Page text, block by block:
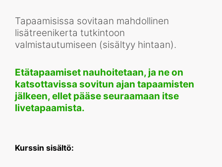
Tapaamisissa sovitaan mahdollinen
lisätreenikerta tutkintoon
valmistautumiseen (sisältyy hintaan).
Etätapaamiset nauhoitetaan, ja ne on
katsottavissa sovitun ajan tapaamisten
jälkeen, ellet pääse seuraamaan itse
livetapaamista.
Kurssin sisältö: